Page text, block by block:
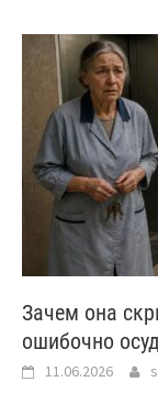
Зачем она
ошибочно
11.06.2026